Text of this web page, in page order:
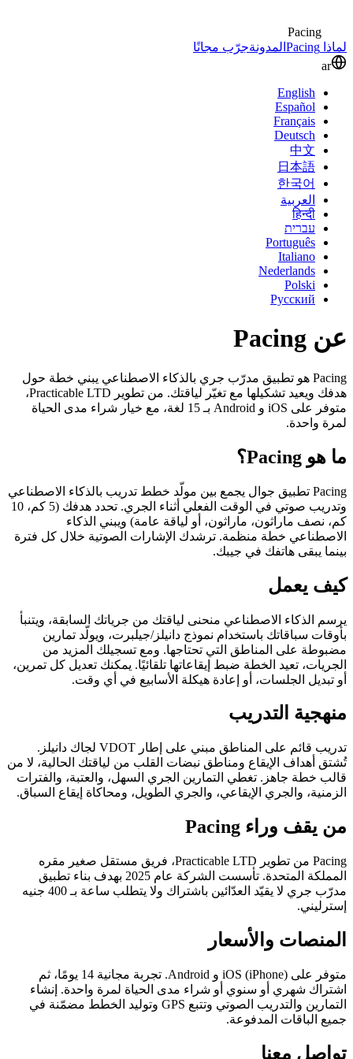
Pacing
لماذا Pacing
المدونةجرّب مجانًا
ar
English
Español
Français
Deutsch
中文
日本語
한국어
العربية
हिन्दी
עברית
Português
Italiano
Nederlands
Polski
Русский
عن Pacing
Pacing هو تطبيق مدرّب جري بالذكاء الاصطناعي يبني خطة حول
هدفك ويعيد تشكيلها مع تغيّر لياقتك. من تطوير Practicable LTD،
متوفر على iOS و Android بـ 15 لغة، مع خيار شراء مدى الحياة
لمرة واحدة.
ما هو Pacing؟
Pacing تطبيق جوال يجمع بين مولّد خطط تدريب بالذكاء الاصطناعي
وتدريب صوتي في الوقت الفعلي أثناء الجري. تحدد هدفك (5 كم، 10
كم، نصف ماراثون، ماراثون، أو لياقة عامة) ويبني الذكاء
الاصطناعي خطة منظمة. ترشدك الإشارات الصوتية خلال كل فترة
بينما يبقى هاتفك في جيبك.
كيف يعمل
يرسم الذكاء الاصطناعي منحنى لياقتك من جرياتك السابقة، ويتنبأ
بأوقات سباقاتك باستخدام نموذج دانيلز/جيلبرت، ويولّد تمارين
مضبوطة على المناطق التي تحتاجها. ومع تسجيلك المزيد من
الجريات، تعيد الخطة ضبط إيقاعاتها تلقائيًا. يمكنك تعديل كل تمرين،
أو تبديل الجلسات، أو إعادة هيكلة الأسابيع في أي وقت.
منهجية التدريب
تدريب قائم على المناطق مبني على إطار VDOT لجاك دانيلز.
تُشتق أهداف الإيقاع ومناطق نبضات القلب من لياقتك الحالية، لا من
قالب خطة جاهز. تغطي التمارين الجري السهل، والعتبة، والفترات
الزمنية، والجري الإيقاعي، والجري الطويل، ومحاكاة إيقاع السباق.
من يقف وراء Pacing
Pacing من تطوير Practicable LTD، فريق مستقل صغير مقره
المملكة المتحدة. تأسست الشركة عام 2025 بهدف بناء تطبيق
مدرّب جري لا يقيّد العدّائين باشتراك ولا يتطلب ساعة بـ 400 جنيه
إسترليني.
المنصات والأسعار
متوفر على iOS (iPhone) و Android. تجربة مجانية 14 يومًا، ثم
اشتراك شهري أو سنوي أو شراء مدى الحياة لمرة واحدة. إنشاء
التمارين والتدريب الصوتي وتتبع GPS وتوليد الخطط مضمّنة في
جميع الباقات المدفوعة.
تواصل معنا